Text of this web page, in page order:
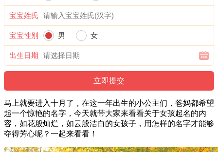
宝宝姓氏
宝宝性别 男 女
出生日期
马上就要进入十月了，在这一年出生的小公主们，爸妈都希望
起一个惊艳的名字，今天就带大家来看看关于女孩起名的内
容，如花般灿烂，如云般洁白的女孩子，用怎样的名字才能够
夺得芳心呢？一起来看看！